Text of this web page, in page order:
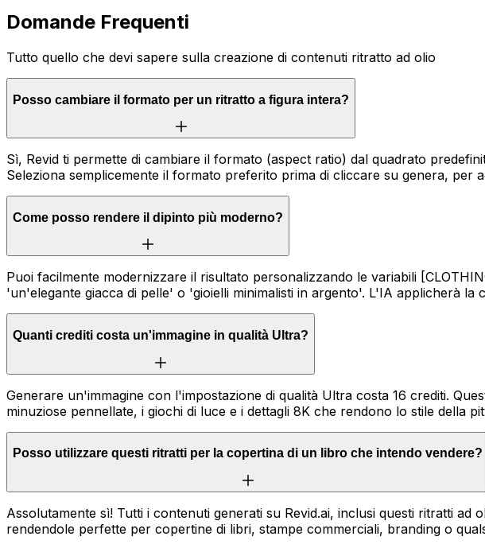
Domande Frequenti
Tutto quello che devi sapere sulla creazione di contenuti ritratto ad olio
Posso cambiare il formato per un ritratto a figura intera?
Sì, Revid ti permette di cambiare il formato (aspect ratio) dal quadrato
Seleziona semplicemente il formato preferito prima di cliccare su genera, per
Come posso rendere il dipinto più moderno?
Puoi facilmente modernizzare il risultato personalizzando le variabili
'un'elegante giacca di pelle' o 'gioielli minimalisti in argento'. L'IA applicherà
Quanti crediti costa un'immagine in qualità Ultra?
Generare un'immagine con l'impostazione di qualità Ultra costa 16 crediti.
minuziose pennellate, i giochi di luce e i dettagli 8K che rendono lo stile della
Posso utilizzare questi ritratti per la copertina di un libro che intendo vendere?
Assolutamente sì! Tutti i contenuti generati su Revid.ai, inclusi questi ritratti
rendendole perfette per copertine di libri, stampe commerciali, branding o